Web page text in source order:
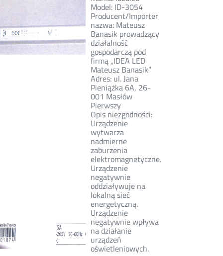
Model: ID-3054
Producent/Importer
nazwa: Mateusz
Banasik prowadzący
działalność
gospodarczą pod
firmą „IDEA LED
Mateusz Banasik”
Adres: ul. Jana
Pieniążka 6A, 26-
001 Masłów
Pierwszy
Opis niezgodności:
Urządzenie
wytwarza
nadmierne
zaburzenia
elektromagnetyczne.
Urządzenie
negatywnie
oddziaływuje na
lokalną sieć
energetyczną.
Urządzenie
negatywnie wpływa
na działanie
urządzeń
oświetleniowych.